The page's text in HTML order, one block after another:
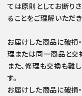
ては原則としてお断り
ることをご理解いただ
お届けした商品に破損
理または同一商品と交
また、修理も交換も難
す。
お届けした商品に破損